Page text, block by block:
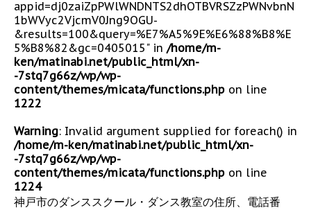
appid=dj0zaiZpPWlWNDNTS2dhOTBVRSZzPWNvbnN
1bWVyc2VjcmV0Jng9OGU-
&results=100&query=%E7%A5%9E%E6%88%B8%E
5%B8%82&gc=0405015" in /home/m-
ken/matinabi.net/public_html/xn-
-7stq7g66z/wp/wp-
content/themes/micata/functions.php on line
1222
Warning: Invalid argument supplied for foreach() in
/home/m-ken/matinabi.net/public_html/xn-
-7stq7g66z/wp/wp-
content/themes/micata/functions.php on line
1224
神戸市のダンススクール・ダンス教室の住所、電話番